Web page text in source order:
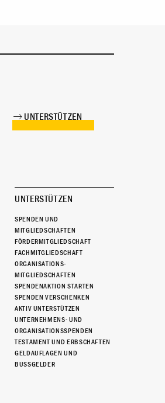
UNTERSTÜTZEN
UNTERSTÜTZEN
SPENDEN UND
MITGLIEDSCHAFTEN
FÖRDERMITGLIEDSCHAFT
FACHMITGLIEDSCHAFT
ORGANISATIONS-
MITGLIEDSCHAFTEN
SPENDENAKTION STARTEN
SPENDEN VERSCHENKEN
AKTIV UNTERSTÜTZEN
UNTERNEHMENS- UND
ORGANISATIONSSPENDEN
TESTAMENT UND ERBSCHAFTEN
GELDAUFLAGEN UND
BUSSGELDER